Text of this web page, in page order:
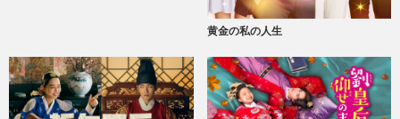
黄金の私の人生